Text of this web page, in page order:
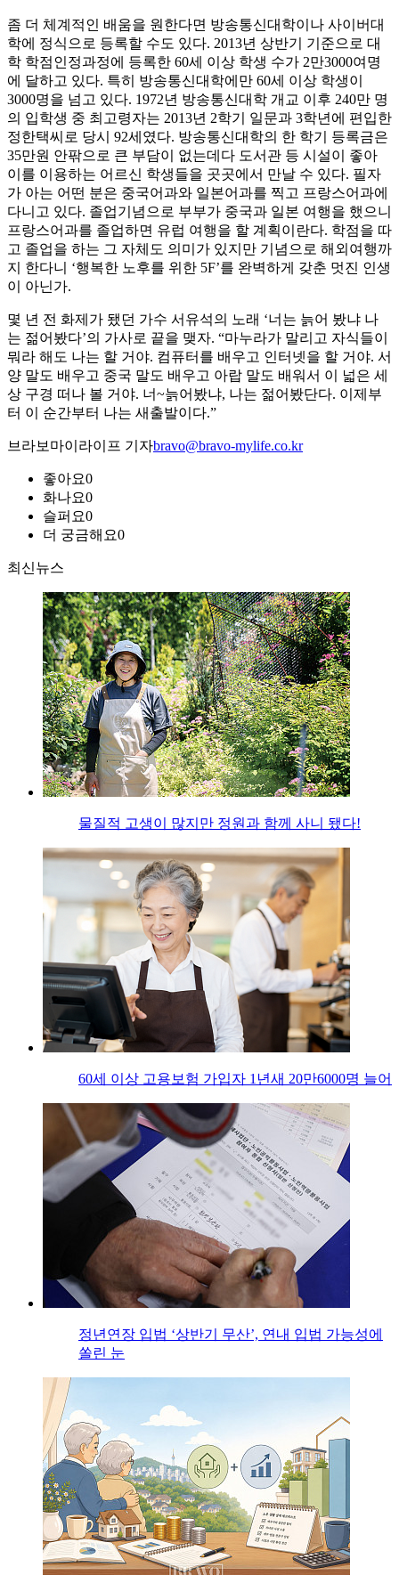
좀 더 체계적인 배움을 원한다면 방송통신대학이나 사이버대
학에 정식으로 등록할 수도 있다. 2013년 상반기 기준으로 대
학 학점인정과정에 등록한 60세 이상 학생 수가 2만3000여명
에 달하고 있다. 특히 방송통신대학에만 60세 이상 학생이
3000명을 넘고 있다. 1972년 방송통신대학 개교 이후 240만 명
의 입학생 중 최고령자는 2013년 2학기 일문과 3학년에 편입한
정한택씨로 당시 92세였다. 방송통신대학의 한 학기 등록금은
35만원 안팎으로 큰 부담이 없는데다 도서관 등 시설이 좋아
이를 이용하는 어르신 학생들을 곳곳에서 만날 수 있다. 필자
가 아는 어떤 분은 중국어과와 일본어과를 찍고 프랑스어과에
다니고 있다. 졸업기념으로 부부가 중국과 일본 여행을 했으니
프랑스어과를 졸업하면 유럽 여행을 할 계획이란다. 학점을 따
고 졸업을 하는 그 자체도 의미가 있지만 기념으로 해외여행까
지 한다니 ‘행복한 노후를 위한 5F’를 완벽하게 갖춘 멋진 인생
이 아닌가.
몇 년 전 화제가 됐던 가수 서유석의 노래 ‘너는 늙어 봤냐 나
는 젊어봤다’의 가사로 끝을 맺자. “마누라가 말리고 자식들이
뭐라 해도 나는 할 거야. 컴퓨터를 배우고 인터넷을 할 거야. 서
양 말도 배우고 중국 말도 배우고 아랍 말도 배워서 이 넓은 세
상 구경 떠나 볼 거야. 너~늙어봤냐, 나는 젊어봤단다. 이제부
터 이 순간부터 나는 새출발이다.”
브라보마이라이프 기자bravo@bravo-mylife.co.kr
좋아요0
화나요0
슬퍼요0
더 궁금해요0
최신뉴스
물질적 고생이 많지만 정원과 함께 사니 됐다!
60세 이상 고용보험 가입자 1년새 20만6000명 늘어
정년연장 입법 ‘상반기 무산’, 연내 입법 가능성에
쏠린 눈